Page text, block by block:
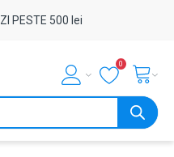
PESTE 500 lei
0